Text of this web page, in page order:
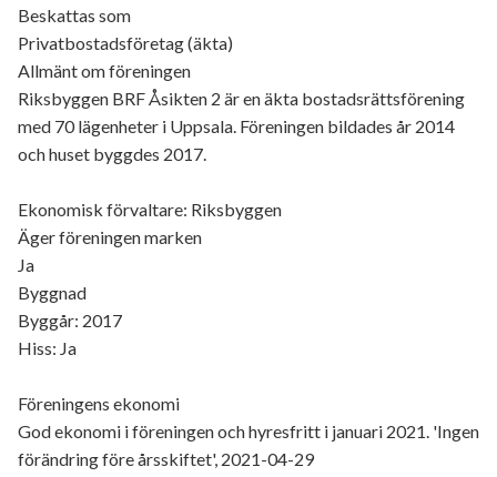
Beskattas som
Privatbostadsföretag (äkta)
Allmänt om föreningen
Riksbyggen BRF Åsikten 2 är en äkta bostadsrättsförening
med 70 lägenheter i Uppsala. Föreningen bildades år 2014
och huset byggdes 2017.
Ekonomisk förvaltare: Riksbyggen
Äger föreningen marken
Ja
Byggnad
Byggår: 2017
Hiss: Ja
Föreningens ekonomi
God ekonomi i föreningen och hyresfritt i januari 2021. 'Ingen
förändring före årsskiftet', 2021-04-29